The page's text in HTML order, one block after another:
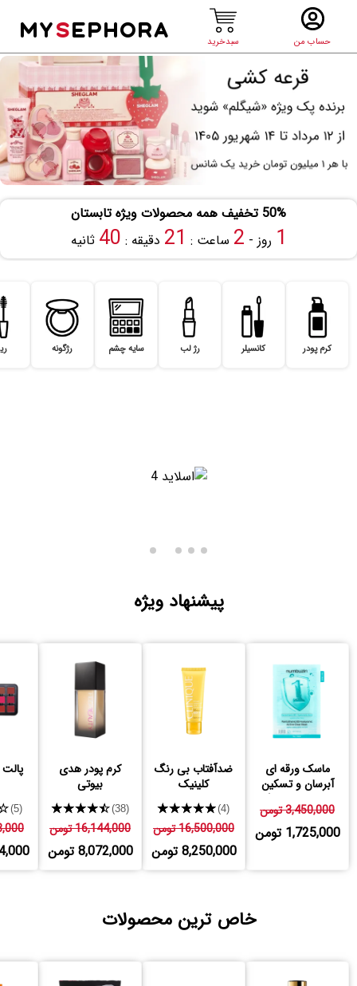
حساب من سبدخرید
MYSEPHORA
50% تخفیف همه محصولات ویژه تابستان
1 روز - 2 ساعت : 21 دقیقه : 39 ثانیه
کرم پودر کانسیلر رژ لب سایه چشم رژگونه
پیشنهاد ویژه
ماسک ورقه ای
آبرسان و تسکین
3,450,000 تومن
1,725,000 تومن
ضدآفتاب بی رنگ
کلینیک
★★★★★(4)
16,500,000 تومن
8,250,000 تومن
کرم پودر هدی
بیوتی
★★★★★(38)
16,144,000 تومن
8,072,000 تومن
(5)
خاص ترین محصولات